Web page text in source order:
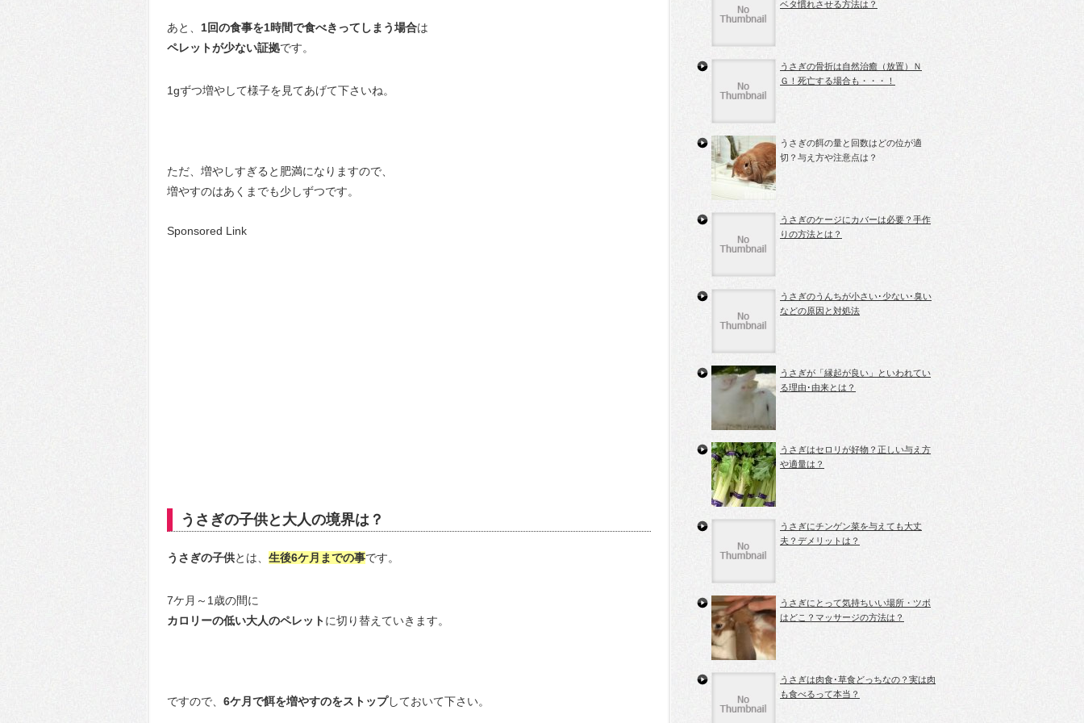
あと、 1回の食事を1時間で食べきってしまう場合は
ペレットが少ない証拠です。
1gずつ増やして様子を見てあげて下さいね。
ただ、増やしすぎると肥満になりますので、
増やすのはあくまでも少しずつです。
Sponsored Link
うさぎの子供と大人の境界は？
うさぎの子供とは、 生後6ケ月までの事です。
7ケ月～1歳の間に
カロリーの低い大人のペレットに切り替えていきます。
ですので、 6ケ月で餌を増やすのをストップしておいて下さい。
ベタ慣れさせる方法は？
うさぎの骨折は自然治癒（放置）Ｎ
Ｇ！死亡する場合も・・・！
うさぎの餌の量と回数はどの位が適
切？与え方や注意点は？
うさぎのケージにカバーは必要？手作
りの方法とは？
うさぎのうんちが小さい･少ない･臭い
などの原因と対処法
うさぎが「縁起が良い」といわれてい
る理由･由来とは？
うさぎはセロリが好物？正しい与え方
や適量は？
うさぎにチンゲン菜を与えても大丈
夫？デメリットは？
うさぎにとって気持ちいい場所・ツボ
はどこ？マッサージの方法は？
うさぎは肉食･草食どっちなの？実は肉
も食べるって本当？